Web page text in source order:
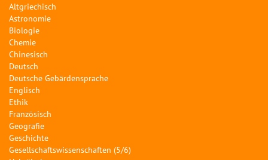
Altgriechisch
Astronomie
Biologie
Chemie
Chinesisch
Deutsch
Deutsche Gebärdensprache
Englisch
Ethik
Französisch
Geografie
Geschichte
Gesellschaftswissenschaften (5/6)